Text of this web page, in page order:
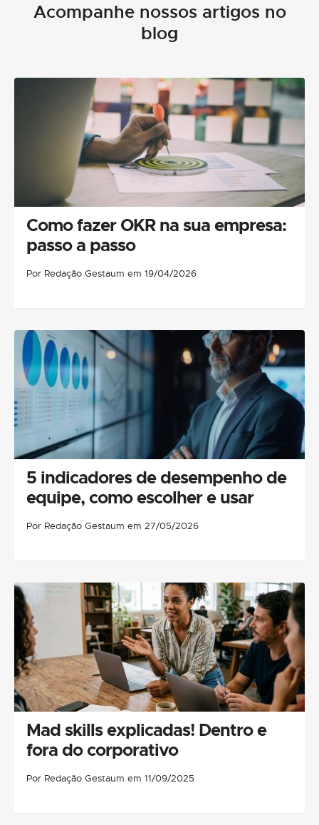
Acompanhe nossos artigos no
blog
Como fazer OKR na sua empresa:
passo a passo
Por Redação Gestaum em 19/04/2026
5 indicadores de desempenho de
equipe, como escolher e usar
Por Redação Gestaum em 27/05/2026
Mad skills explicadas! Dentro e
fora do corporativo
Por Redação Gestaum em 11/09/2025